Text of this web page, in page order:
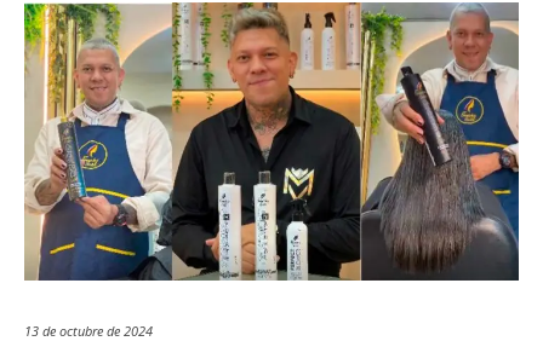
13 de octubre de 2024